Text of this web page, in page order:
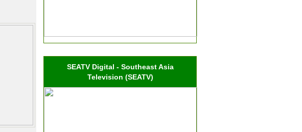
SEATV Digital - Southeast Asia
Television (SEATV)